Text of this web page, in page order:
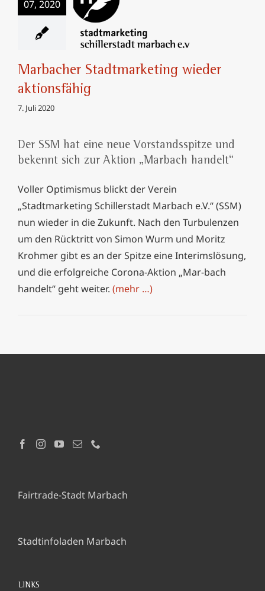
07, 2020
Marbacher
Stadtmarketing
wieder aktionsfähig
Marbacher Stadtmarketing wieder
aktionsfähig
7. Juli 2020
Der SSM hat eine neue Vorstandsspitze und
bekennt sich zur Aktion „Marbach handelt“
Voller Optimismus blickt der Verein
„Stadtmarketing Schillerstadt Marbach e.V.“ (SSM)
nun wieder in die Zukunft. Nach den Turbulenzen
um den Rücktritt von Simon Wurm und Moritz
Krohmer gibt es an der Spitze eine Interimslösung,
und die erfolgreiche Corona-Aktion „Mar-bach
handelt“ geht weiter. (mehr …)
Fairtrade-Stadt Marbach
Stadtinfoladen Marbach
LINKS